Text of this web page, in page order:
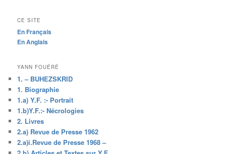
CE SITE
En Français
En Anglais
YANN FOUÉRÉ
1. – BUHEZSKRID
1. Biographie
1.a) Y.F. :- Portrait
1.b)Y.F.:- Nécrologies
2. Livres
2.a) Revue de Presse 1962
2.a)i.Revue de Presse 1968 –